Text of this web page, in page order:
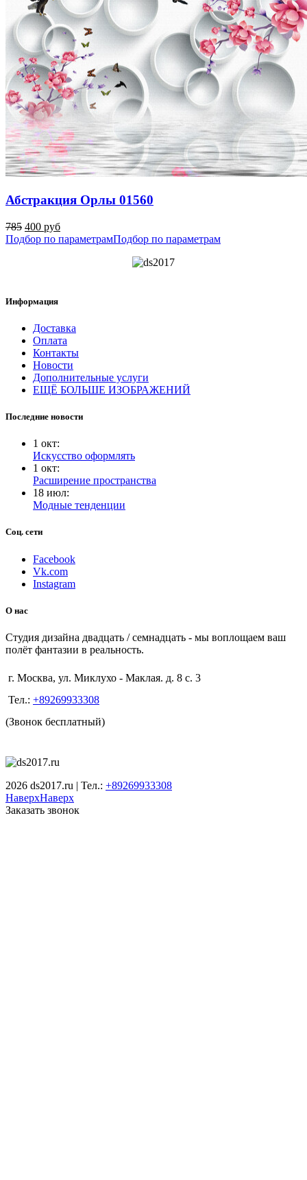
Абстракция Орлы 01560
785 400 руб
Подбор по параметрамПодбор по параметрам
Информация
Доставка
Оплата
Контакты
Новости
Дополнительные услуги
ЕЩЁ БОЛЬШЕ ИЗОБРАЖЕНИЙ
Последние новости
1 окт:
Искусство оформлять
1 окт:
Расширение пространства
18 июл:
Модные тенденции
Соц. сети
Facebook
Vk.com
Instagram
О нас
Студия дизайна двадцать / семнадцать - мы воплощаем ваш
полёт фантазии в реальность.
г. Москва, ул. Миклухо - Маклая. д. 8 с. 3
Тел.: +89269933308
(Звонок бесплатный)
2026 ds2017.ru | Тел.: +89269933308
НаверхНаверх
Заказать звонок